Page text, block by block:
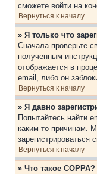
сможете войти на
Вернуться к началу
» Я только что
Сначала проверьте
полученным
отображается в
email, либо он
Вернуться к началу
» Я давно
Попытайтесь найти
каким-то причинам.
зарегистрироваться
Вернуться к началу
» Что такое COPPA?